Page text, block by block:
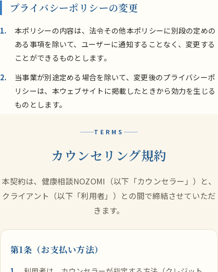
プライバシーポリシーの変更
本ポリシーの内容は、法令その他本ポリシーに別段の定めの
ある事項を除いて、ユーザーに通知することなく、変更する
ことができるものとします。
当事業が別途定める場合を除いて、変更後のプライバシーポ
リシーは、本ウェブサイトに掲載したときから効力を生じる
ものとします。
TERMS
カウンセリング規約
本契約は、健康相談NOZOMI（以下「カウンセラー」）と、
クライアント（以下「利用者」）との間で締結させていただ
きます。
第1条（お支払い方法）